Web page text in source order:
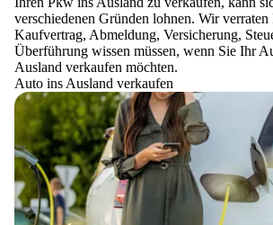
verschiedenen Gründen lohnen. Wir verraten
Kaufvertrag, Abmeldung, Versicherung,
Überführung wissen müssen, wenn Sie Ihr
Ausland verkaufen möchten.
Auto ins Ausland verkaufen